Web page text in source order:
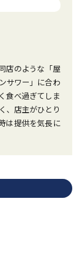
店のような「屋
サワー」に合わ
食べ過ぎてしま
、店主がひとり
は提供を気長に